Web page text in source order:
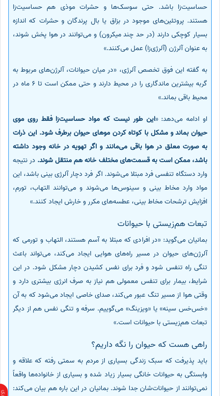
حساسیت‌زا باشد. حتی سوسک‌ها و حشرات موذی هم حساسیت‌زا
هستند. پروتئین‌های موجود در بزاق یا بال پرندگان و حشرات که اندازه
بسیار کوچکی دارند (در حد چند میکرون) و می‌توانند در هوا پخش شوند،
به‌ عنوان آلرژن (آلرژی‌زا) عمل می‌کنند.»
به گفته این فوق تخصص آلرژی، «در میان حیوانات، آلرژن‌های مربوط به
گربه بیشترین ماندگاری را در محیط دارند و حتی ممکن است تا 6 ماه در
محیط باقی بماند.»
او ادامه می‌دهد: «این‌ طور نیست که مواد حساسیت‌زا فقط روی موی
حیوان بماند و مشکل با کوتاه کردن موهای حیوان برطرف شود. این ذرات
به‌ صورت معلق در هوا باقی می‌مانند و اگر تهویه در خانه وجود داشته
باشد، ممکن است به قسمت‌های مختلف خانه هم منتقل شوند. در نتیجه
وارد دستگاه تنفسی فرد مبتلا می‌شوند. اگر فرد دچار آلرژی بینی باشد، این
مواد وارد مخاط بینی و سینوس‌ها می‌شوند و می‌توانند التهاب، تورم،
افزایش ترشحات مخاط بینی، عطسه‌های مکرر و خارش ایجاد کنند.»
تبعات هم‌زیستی با حیوانات
بمانیان می‌گوید: «در افرادی که مبتلا به آسم هستند، التهاب و تورمی که
آلرژن‌های حیوان در مسیر راه‌های هوایی ایجاد می‌کند، می‌تواند باعث
تنگی راه تنفس شود و فرد برای نفس کشیدن دچار مشکل شود. در این
شرایط، بیمار برای تنفس معمولی هم نیاز به صرف انرژی بیشتری دارد و
وقتی هوا از مسیر تنگ عبور می‌کند، صدای خاصی ایجاد می‌شود که به آن
«خس‌خس سینه» یا «ویزینگ» می‌گوییم. سرفه و تنگی نفس هم از دیگر
تبعات هم‌زیستی با حیوانات است.»
راهی هست که حیوان را نگه داریم؟
باید پذیرفت که سبک زندگی بسیاری از مردم به سمتی رفته که علاقه و
وابستگی به حیوانات خانگی بسیار زیاد شده و بسیاری از خانواده‌ها واقعاً
نمی‌توانند از حیوانات‌شان جدا شوند. بمانیان در این باره هم بیان می‌کند: